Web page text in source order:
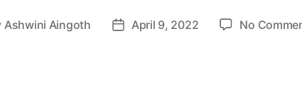
Ashwini Aingoth April 9, 2022 No